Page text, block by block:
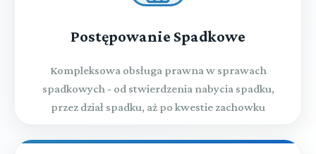
pozbawienia wolności z warunkowym zawieszeniem jej
orzeczony środek karny, a także orzeczenia o
warunkowym
Rozdział 66i (art. 611ud - 611uj)
wykonanie orzeczenia karnego związanego z poddaniem
Postępowanie Spadkowe
Kompleksowa obsługa prawna w sprawach
spadkowych - od stwierdzenia nabycia spadku,
przez dział spadku, aż po kwestie zachowku